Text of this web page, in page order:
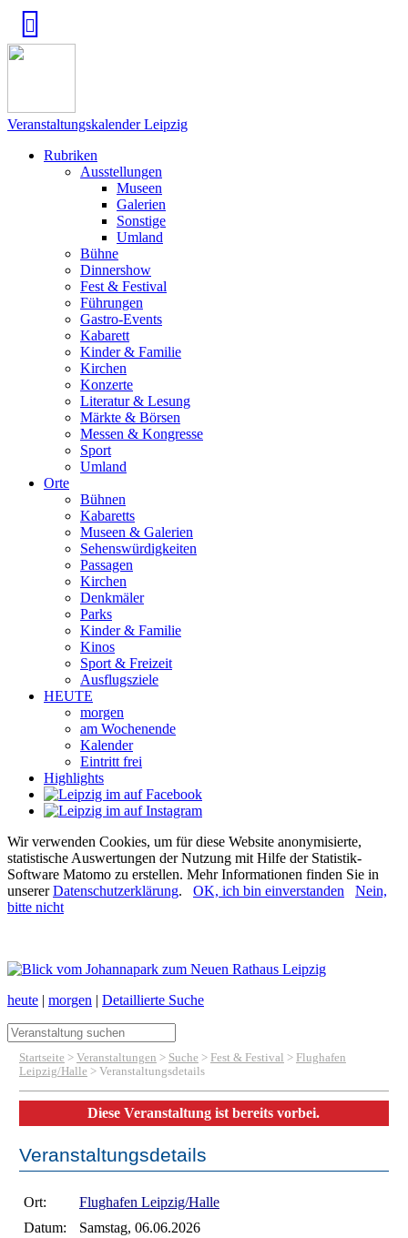
Veranstaltungskalender Leipzig
Rubriken
Ausstellungen
Museen
Galerien
Sonstige
Umland
Bühne
Dinnershow
Fest & Festival
Führungen
Gastro-Events
Kabarett
Kinder & Familie
Kirchen
Konzerte
Literatur & Lesung
Märkte & Börsen
Messen & Kongresse
Sport
Umland
Orte
Bühnen
Kabaretts
Museen & Galerien
Sehenswürdigkeiten
Passagen
Kirchen
Denkmäler
Parks
Kinder & Familie
Kinos
Sport & Freizeit
Ausflugsziele
HEUTE
morgen
am Wochenende
Kalender
Eintritt frei
Highlights
Wir verwenden Cookies, um für diese Website anonymisierte,
statistische Auswertungen der Nutzung mit Hilfe der Statistik-
Software Matomo zu erstellen. Mehr Informationen finden Sie in
unsererDatenschutzerklärung. OK, ich bin einverstanden
Nein,
bitte nicht
heute | morgen | Detaillierte Suche
Startseite > Veranstaltungen > Suche > Fest & Festival > Flughafen
Leipzig/Halle > Veranstaltungsdetails
Diese Veranstaltung ist bereits vorbei.
Veranstaltungsdetails
Ort:
Flughafen Leipzig/Halle
Datum:
Samstag, 06.06.2026